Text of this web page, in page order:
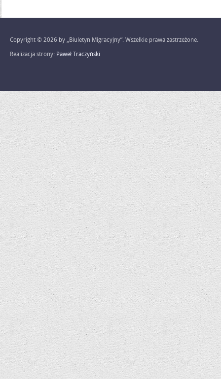
Copyright © 2026 by „Biuletyn Migracyjny”. Wszelkie prawa zastrzeżone.
Realizacja strony: Paweł Traczyński